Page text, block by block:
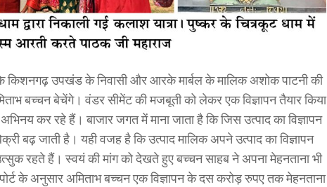
किशनगढ़ उपखंड के निवासी और आरके मार्बल के मालिक अशोक पाटनी की
बच्चन बेचेंगे। वंडर सीमेंट की मजबूती को लेकर एक विज्ञापन तैयार किया
कर रहे हैं। बाजार जगत में माना जाता है कि जिस उत्पाद का विज्ञापन
बढ़ जाती है। यही वजह है कि उत्पाद मालिक अपने उत्पाद का विज्ञापन
रहते हैं। स्वयं की मांग को देखते हुए बच्चन साहब ने अपना मेहनताना भी
के अनुसार अमिताभ बच्चन एक विज्ञापन के दस करोड़ रुपए तक मेहनताना